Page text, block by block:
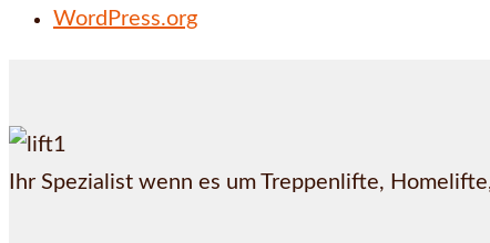
WordPress.org
Ihr Spezialist wenn es um Treppenlifte,